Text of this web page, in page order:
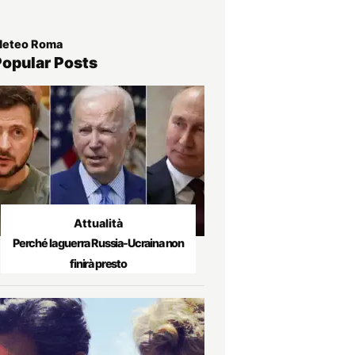
Roma
Posts
Attualità
Perché la guerra Russia-Ucraina non
finirà presto